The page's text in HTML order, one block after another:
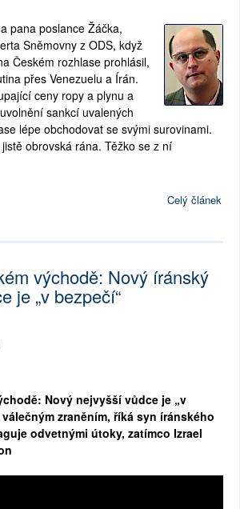
pana poslance Žáčka,
Sněmovny z ODS, když
Českém rozhlase prohlásil,
přes Venezuelu a Írán.
ceny ropy a plynu a
sankcí uvalených
lépe obchodovat se svými surovinami.
obrovská rána. Těžko se z ní
Celý článek
východě: Nový íránský
je „v bezpečí“
Nový nejvyšší vůdce je „v
zraněním, říká syn íránského
odvetnými útoky, zatímco Izrael